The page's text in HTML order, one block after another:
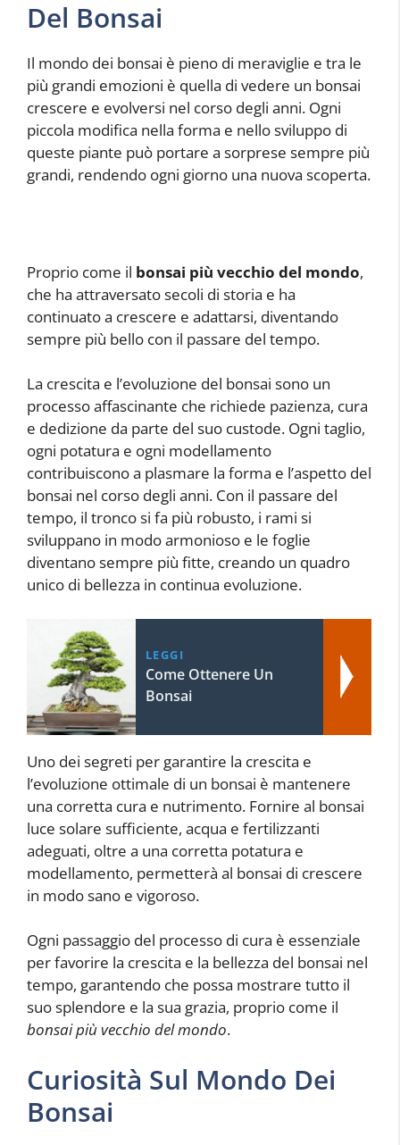
Del Bonsai
Il mondo dei bonsai è pieno di meraviglie e tra le
più grandi emozioni è quella di vedere un bonsai
crescere e evolversi nel corso degli anni. Ogni
piccola modifica nella forma e nello sviluppo di
queste piante può portare a sorprese sempre più
grandi, rendendo ogni giorno una nuova scoperta.
Proprio come il bonsai più vecchio del mondo,
che ha attraversato secoli di storia e ha
continuato a crescere e adattarsi, diventando
sempre più bello con il passare del tempo.
La crescita e l’evoluzione del bonsai sono un
processo affascinante che richiede pazienza, cura
e dedizione da parte del suo custode. Ogni taglio,
ogni potatura e ogni modellamento
contribuiscono a plasmare la forma e l’aspetto del
bonsai nel corso degli anni. Con il passare del
tempo, il tronco si fa più robusto, i rami si
sviluppano in modo armonioso e le foglie
diventano sempre più fitte, creando un quadro
unico di bellezza in continua evoluzione.
LEGGI
Come Ottenere Un
Bonsai
Uno dei segreti per garantire la crescita e
l’evoluzione ottimale di un bonsai è mantenere
una corretta cura e nutrimento. Fornire al bonsai
luce solare sufficiente, acqua e fertilizzanti
adeguati, oltre a una corretta potatura e
modellamento, permetterà al bonsai di crescere
in modo sano e vigoroso.
Ogni passaggio del processo di cura è essenziale
per favorire la crescita e la bellezza del bonsai nel
tempo, garantendo che possa mostrare tutto il
suo splendore e la sua grazia, proprio come il
bonsai più vecchio del mondo.
Curiosità Sul Mondo Dei
Bonsai